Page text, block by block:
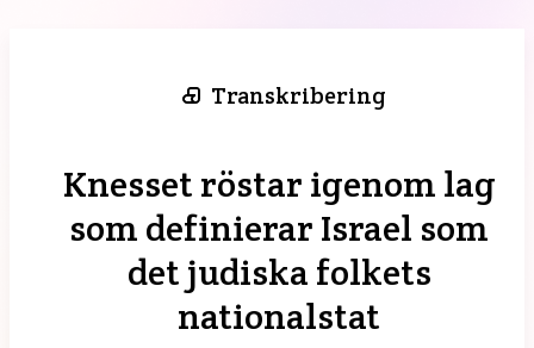
Transkribering
Knesset röstar igenom lag
som definierar Israel som
det judiska folkets
nationalstat